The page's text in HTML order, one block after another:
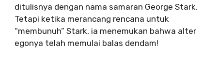
ditulisnya dengan nama samaran George Stark.
Tetapi ketika merancang rencana untuk
“membunuh” Stark, ia menemukan bahwa alter
egonya telah memulai balas dendam!